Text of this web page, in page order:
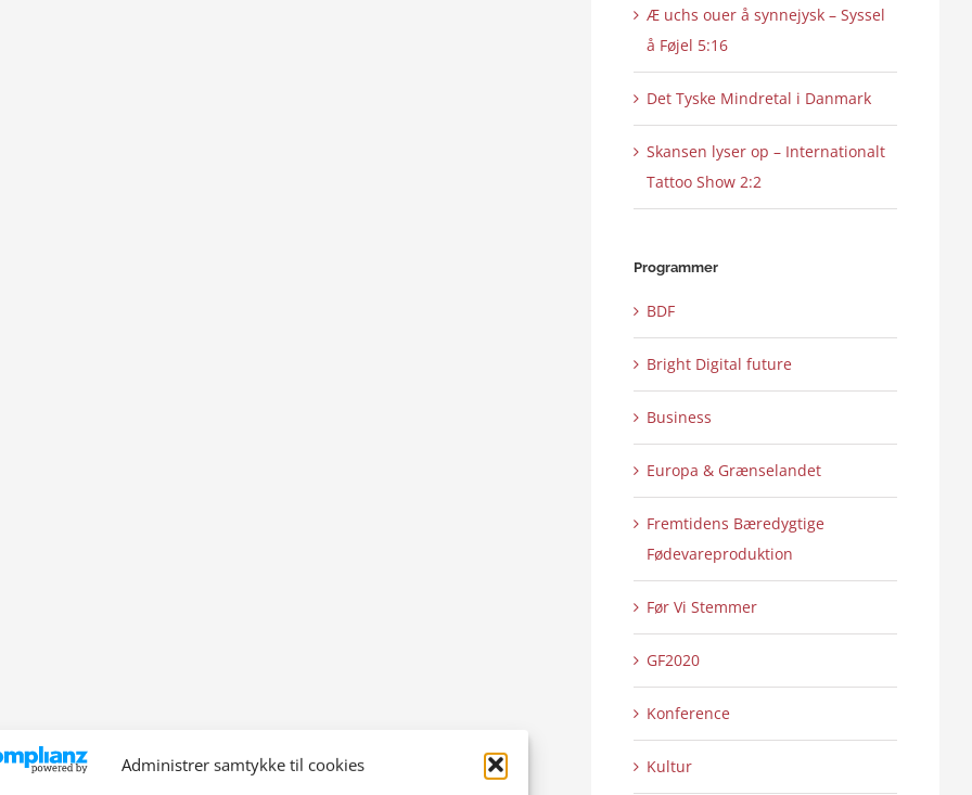
Administrer samtykke til cookies
Æ uchs ouer å synnejysk – Syssel
å Føjel 5:16
Det Tyske Mindretal i Danmark
Skansen lyser op – Internationalt
Tattoo Show 2:2
Programmer
BDF
Bright Digital future
Business
Europa & Grænselandet
Fremtidens Bæredygtige
Fødevareproduktion
Før Vi Stemmer
GF2020
Konference
Kultur